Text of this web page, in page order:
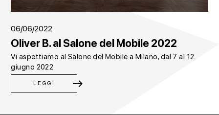
06/06/2022
Oliver B. al Salone del Mobile 2022
Vi aspettiamo al Salone del Mobile a Milano, dal 7 al 12
giugno 2022
LEGGI east